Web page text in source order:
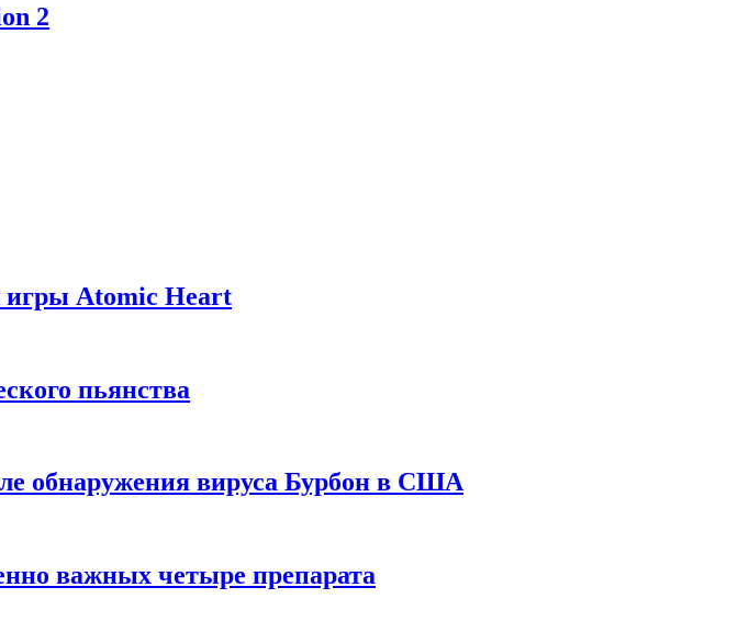
2
игры Atomic Heart
пьянства
обнаружения вируса Бурбон в США
важных четыре препарата